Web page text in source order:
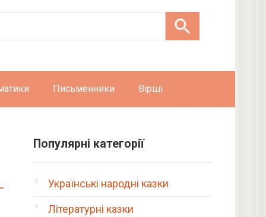
Письменники Вірші
Популярні категорії
Українські народні казки
Літературні казки